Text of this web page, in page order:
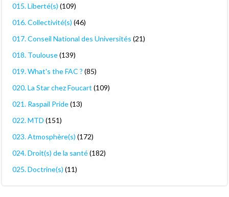
015. Liberté(s) (109)
016. Collectivité(s) (46)
017. Conseil National des Universités (21)
018. Toulouse(139)
019. What's the FAC ? (85)
020. La Star chez Foucart (109)
021. Raspail Pride(13)
022. MTD (151)
023. Atmosphère(s) (172)
024. Droit(s) de la santé(182)
025. Doctrine(s) (11)